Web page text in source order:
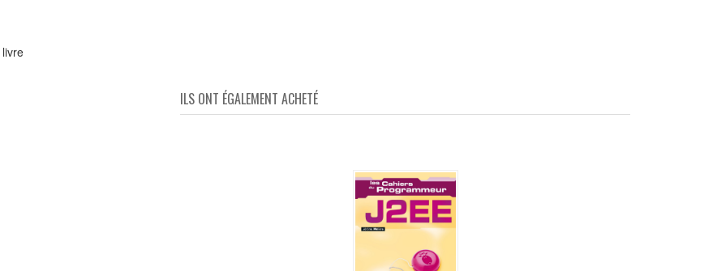
ILS ONT ÉGALEMENT ACHETÉ